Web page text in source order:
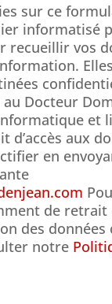
sur ce
informatisé
recueillir vos
Docteur
et
aux
en
de retrait
des données
notre